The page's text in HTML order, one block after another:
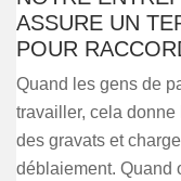
ASSURE UN
POUR
Quand les gens de
travailler, cela donne
des gravats et
déblaiement. Quand